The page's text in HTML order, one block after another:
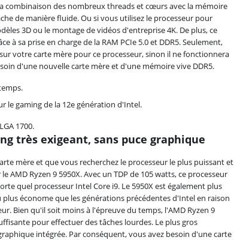
combinaison des nombreux threads et cœurs avec la mémoire
de manière fluide. Ou si vous utilisez le processeur pour
3D ou le montage de vidéos d'entreprise 4K. De plus, ce
à sa prise en charge de la RAM PCIe 5.0 et DDR5. Seulement,
votre carte mère pour ce processeur, sinon il ne fonctionnera
d'une nouvelle carte mère et d'une mémoire vive DDR5.
le gaming de la 12e génération d'Intel.
1700.
très exigeant, sans puce graphique
mère et que vous recherchez le processeur le plus puissant et
AMD Ryzen 9 5950X. Avec un TDP de 105 watts, ce processeur
quel processeur Intel Core i9. Le 5950X est également plus
économe que les générations précédentes d'Intel en raison
Bien qu'il soit moins à l'épreuve du temps, l'AMD Ryzen 9
pour effectuer des tâches lourdes. Le plus gros
intégrée. Par conséquent, vous avez besoin d'une carte